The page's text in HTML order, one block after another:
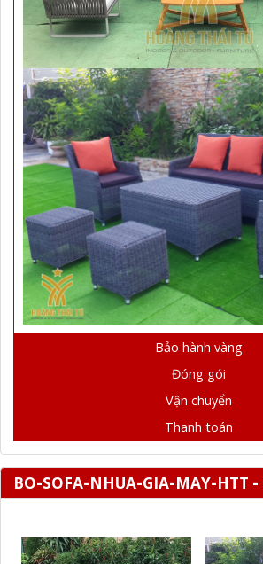
Bảo hành vàng
Đóng gói
Vận chuyển
Thanh toán
BO-SOFA-NHUA-GIA-MAY-HTT -